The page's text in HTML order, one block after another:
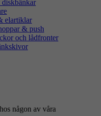
elartiklar
& push
och lådfronter
någon av våra